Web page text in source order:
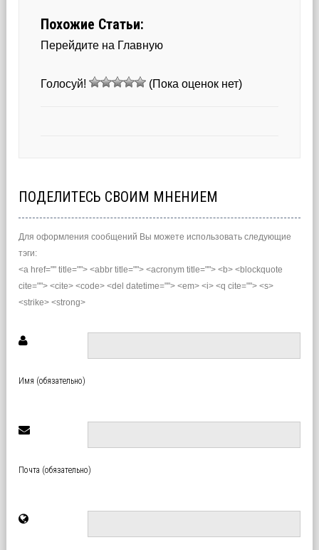
Похожие Статьи:
Перейдите на Главную
Голосуй! (Пока оценок нет)
ПОДЕЛИТЕСЬ СВОИМ МНЕНИЕМ
Для оформления сообщений Вы можете использовать следующие
тэги:
<a href="" title=""> <abbr title=""> <acronym title=""> <b> <blockquote
cite=""> <cite> <code> <del datetime=""> <em> <i> <q cite=""> <s>
<strike> <strong>
Имя (обязательно)
Почта (обязательно)